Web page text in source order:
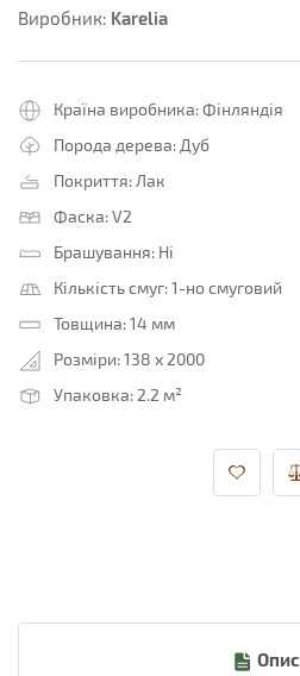
Виробник: Karelia
Країна виробника:Фінляндія
Порода дерева: Дуб
Покриття:Лак
Фаска:V2
Брашування: Ні
Кількість смуг:1-но смуговий
Товщина:14 мм
Розміри:138 x 2000
Упаковка: 2.2 м²
Опис